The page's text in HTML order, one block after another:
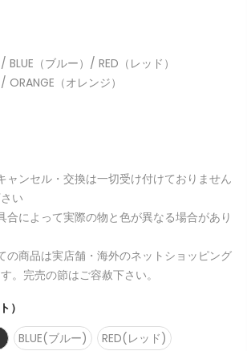
BLUE （ブルー） / RED （ レッド ）
/ ORANGE （オレンジ）
ャンセル・交換は一切受け付けておりません
い
合によって実際の物と色が異なる場合があり
の商品は実店舗・海外のネットショッピング
。完売の節はご容赦下さい。
）
BLUE(ブルー)
RED(レッド)